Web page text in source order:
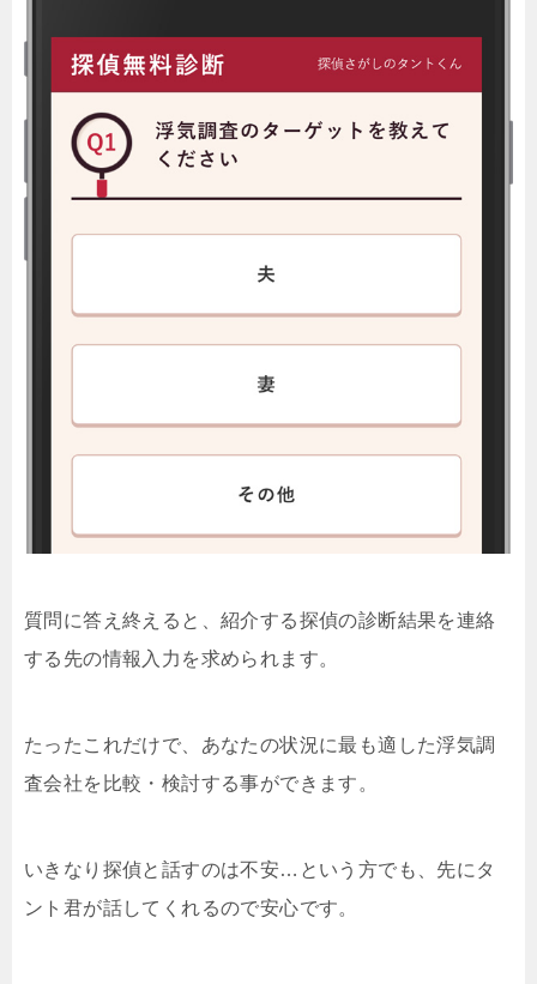
質問に答え終えると、紹介する探偵の診断結果を連絡
する先の情報入力を求められます。
たったこれだけで、あなたの状況に最も適した浮気調
査会社を比較・検討する事ができます。
いきなり探偵と話すのは不安…という方でも、先にタ
ント君が話してくれるので安心です。